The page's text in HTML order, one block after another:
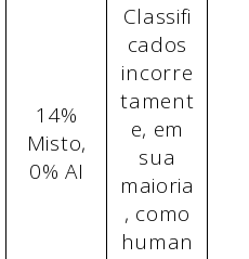
14%
Misto,
0% AI
Classifi
cados
incorre
tament
e, em
sua
maioria
, como
human